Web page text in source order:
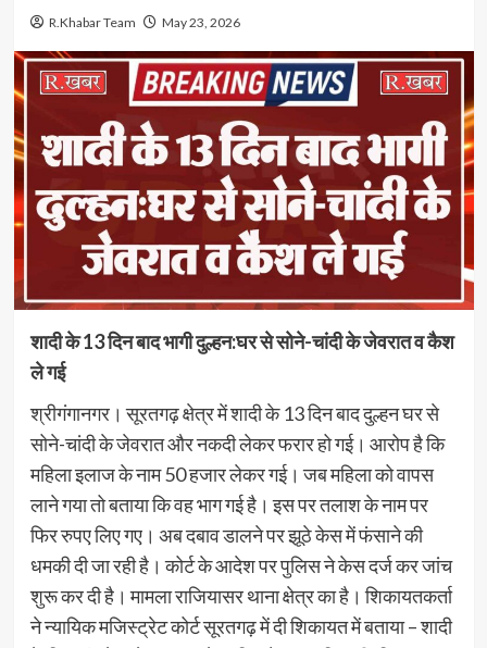
R.Khabar Team May 23, 2026
शादी के 13 दिन बाद भागी दुल्हन:घर से सोने-चांदी के जेवरात व कैश
ले गई
श्रीगंगानगर। सूरतगढ़ क्षेत्र में शादी के 13 दिन बाद दुल्हन घर से
सोने-चांदी के जेवरात और नकदी लेकर फरार हो गई। आरोप है कि
महिला इलाज के नाम 50 हजार लेकर गई। जब महिला को वापस
लाने गया तो बताया कि वह भाग गई है। इस पर तलाश के नाम पर
फिर रुपए लिए गए। अब दबाव डालने पर झूठे केस में फंसाने की
धमकी दी जा रही है। कोर्ट के आदेश पर पुलिस ने केस दर्ज कर जांच
शुरू कर दी है। मामला राजियासर थाना क्षेत्र का है। शिकायतकर्ता
ने न्यायिक मजिस्ट्रेट कोर्ट सूरतगढ़ में दी शिकायत में बताया – शादी